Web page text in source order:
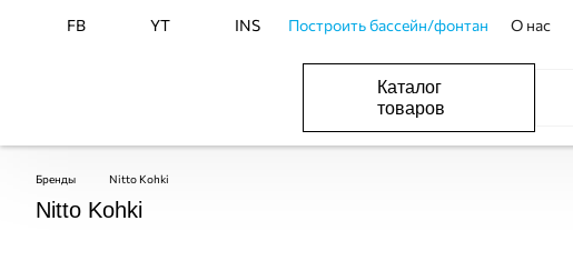
FB YT INS Построить бассейн/фонтан О нас
Каталог
товаров
Бренды Nitto Kohki
Nitto Kohki